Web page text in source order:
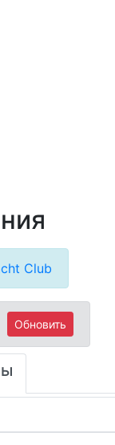
Club
Обновить